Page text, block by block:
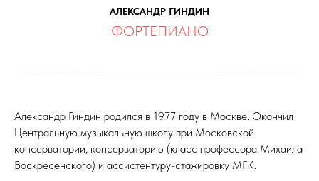
АЛЕКСАНДР ГИНДИН
ФОРТЕПИАНО
Александр Гиндин родился в 1977 году в Москве. Окончил
Центральную музыкальную школу при Московской
консерватории, консерваторию (класс профессора Михаила
Воскресенского) и ассистентуру-стажировку МГК.